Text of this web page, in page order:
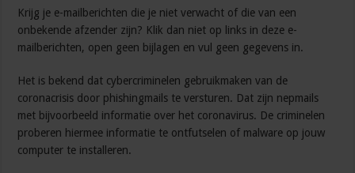
Krijg je e-mailberichten die je niet verwacht of die van een
onbekende afzender zijn? Klik dan niet op links in deze e-
mailberichten, open geen bijlagen en vul geen gegevens in.
Het is bekend dat cybercriminelen gebruikmaken van de
coronacrisis door phishingmails te versturen. Dat zijn nepmails
met bijvoorbeeld informatie over het coronavirus. De criminelen
proberen hiermee informatie te ontfutselen of malware op jouw
computer te installeren.